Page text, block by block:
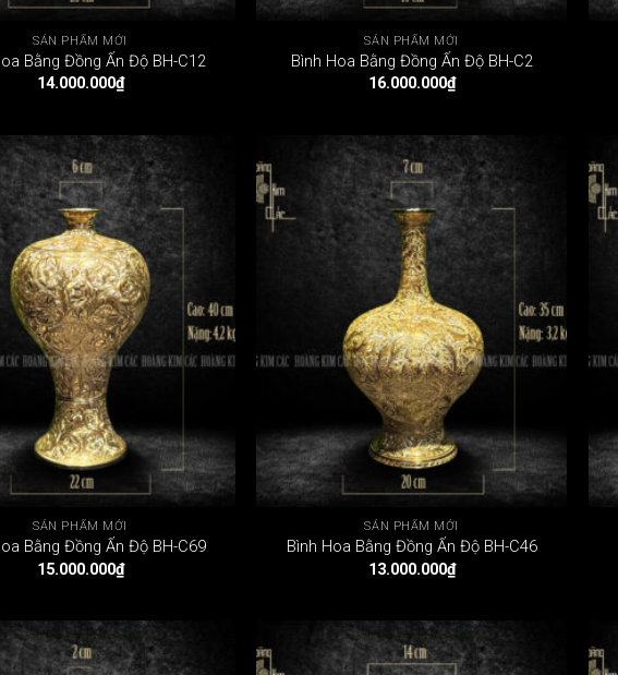
SẢN PHẨM MỚI
Bằng Đồng Ấn Độ BH-C12
14.000.000₫
SẢN PHẨM MỚI
Bình Hoa Bằng Đồng Ấn Độ BH-C2
16.000.000₫
SẢN PHẨM MỚI
Bằng Đồng Ấn Độ BH-C69
15.000.000₫
SẢN PHẨM MỚI
Bình Hoa Bằng Đồng Ấn Độ BH-C46
13.000.000₫